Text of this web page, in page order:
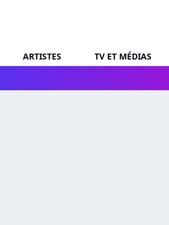
ARTISTES TV ET MÉDIAS